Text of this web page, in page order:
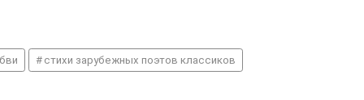
стихи зарубежных поэтов классиков